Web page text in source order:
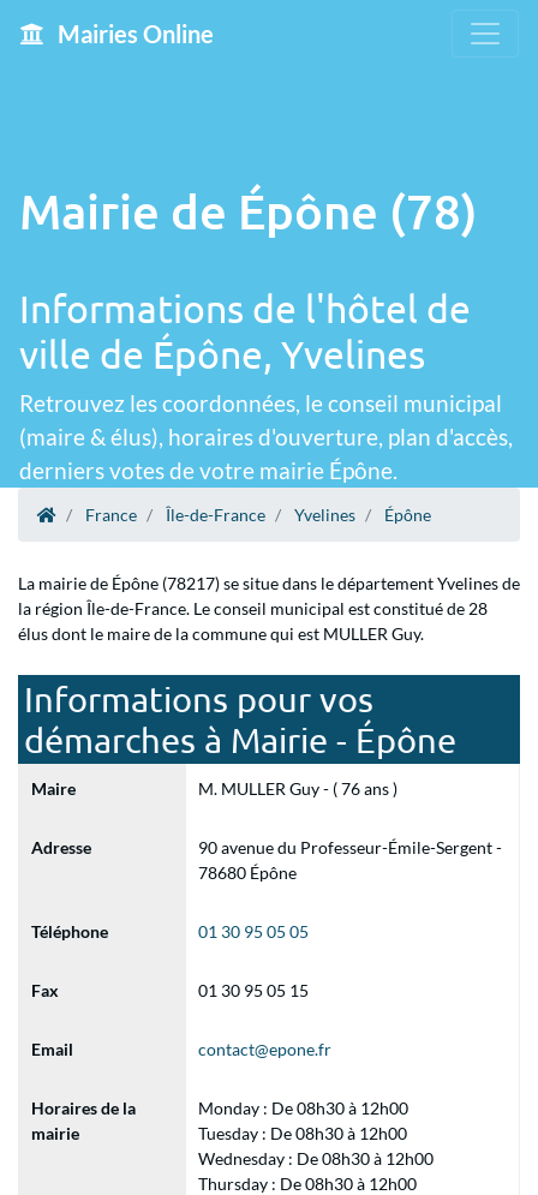
Mairies Online
Mairie de Épône (78)
Informations de l'hôtel de
ville de Épône, Yvelines
Retrouvez les coordonnées, le conseil municipal
(maire & élus), horaires d'ouverture, plan d'accès,
derniers votes de votre mairie Épône.
France Île-de-France Yvelines Épône
La mairie de Épône (78217) se situe dans le département Yvelines de
la région Île-de-France. Le conseil municipal est constitué de 28
élus dont le maire de la commune qui est MULLER Guy.
Informations pour vos
démarches à Mairie - Épône
Maire M. MULLER Guy - ( 76 ans )
Adresse
90 avenue du Professeur-Émile-Sergent -
78680 Épône
Téléphone 01 30 95 05 05
Fax 01 30 95 05 15
Email contact@epone.fr
Horaires de la
mairie
Monday : De 08h30 à 12h00
Tuesday : De 08h30 à 12h00
Wednesday : De 08h30 à 12h00
Thursday : De 08h30 à 12h00